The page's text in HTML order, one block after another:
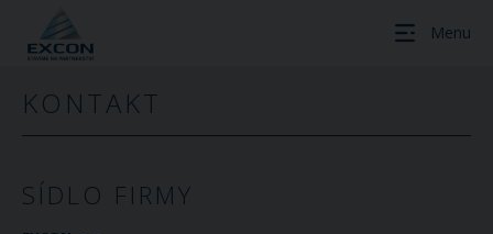
Menu
KONTAKT
SÍDLO FIRMY